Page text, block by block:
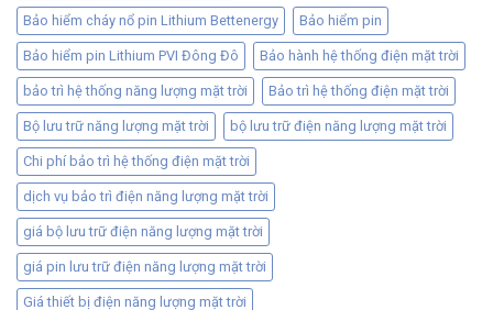
Bảo hiểm cháy nổ pin Lithium Bettenergy Bảo hiểm pin
Bảo hiểm pin Lithium PVI Đông Đô Bảo hành hệ thống điện mặt trời
bảo trì hệ thống năng lượng mặt trời Bảo trì hệ thống điện mặt trời
Bộ lưu trữ năng lượng mặt trời bộ lưu trữ điện năng lượng mặt trời
Chi phí bảo trì hệ thống điện mặt trời
dịch vụ bảo trì điện năng lượng mặt trời
giá bộ lưu trữ điện năng lượng mặt trời
giá pin lưu trữ điện năng lượng mặt trời
Giá thiết bị điện năng lượng mặt trời